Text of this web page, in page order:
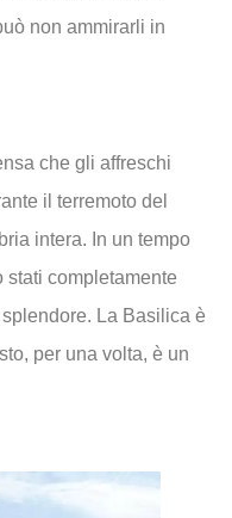
non ammirarli in
che gli affreschi
il terremoto del
intera. In un tempo
stati completamente
La Basilica è
per una volta, è un